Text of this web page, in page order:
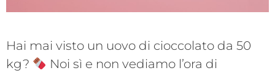
Hai mai visto un uovo di cioccolato da 50
kg?
Noi sì e non vediamo l’ora di